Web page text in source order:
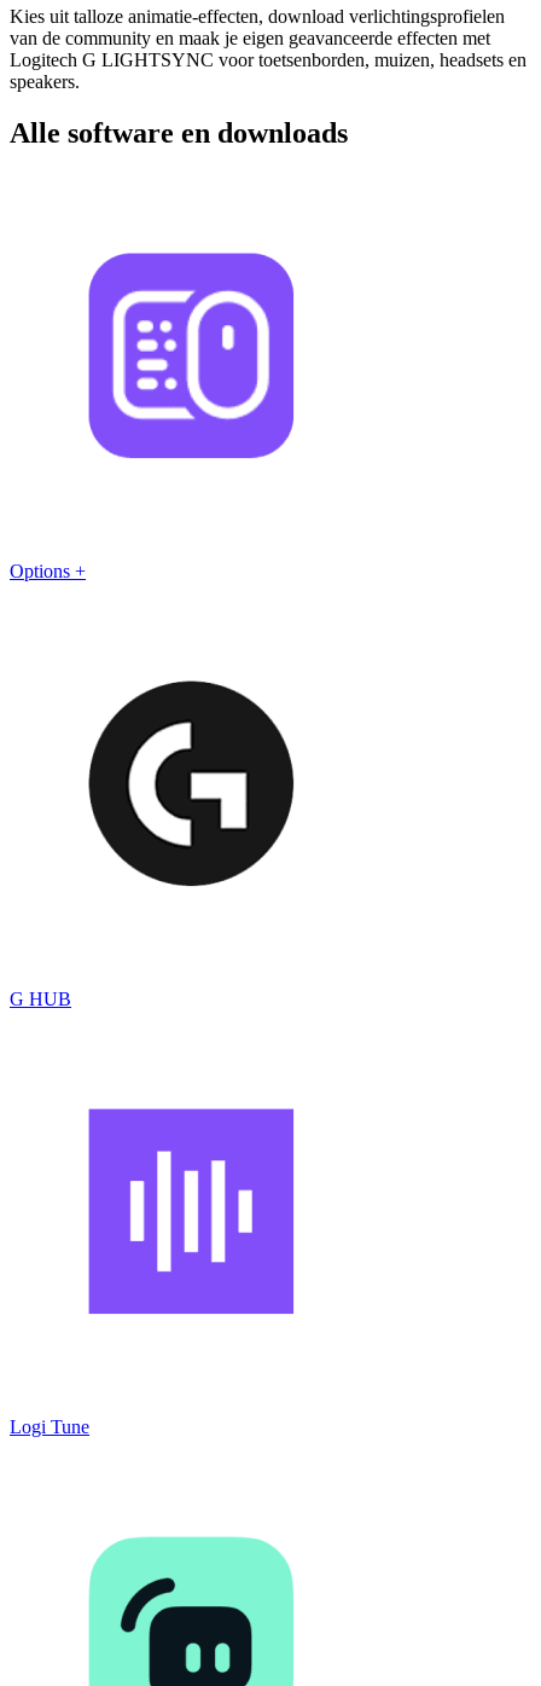
Kies uit talloze animatie-effecten, download verlichtingsprofielen
van de community en maak je eigen geavanceerde effecten met
Logitech G LIGHTSYNC voor toetsenborden, muizen, headsets en
speakers.
Alle software en downloads
Options +
G HUB
Logi Tune